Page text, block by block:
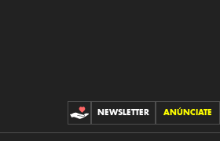
CONTRIBUCIONES
NEWSLETTER ANÚNCIATE